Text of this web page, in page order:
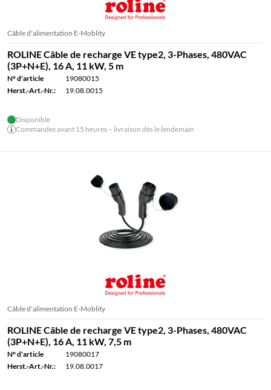
Câble d'alimentation E-Moblity
ROLINE Câble de recharge VE type2, 3-Phases, 480VAC
(3P+N+E), 16 A, 11 kW, 5 m
N° d'article
19080015
Herst.-Art.-Nr.:
19.08.0015
Disponible
Commandes avant 15 heures – livraison dès le lendemain
Câble d'alimentation E-Moblity
ROLINE Câble de recharge VE type2, 3-Phases, 480VAC
(3P+N+E), 16 A, 11 kW, 7,5 m
N° d'article
19080017
Herst.-Art.-Nr.:
19.08.0017